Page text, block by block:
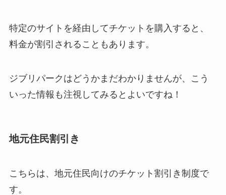
特定のサイトを経由してチケットを購入すると、
料金が割引されることもあります。
ジブリパークはどうかまだわかりませんが、こう
いった情報も注視してみるとよいですね！
地元住民割引き
こちらは、地元住民向けのチケット割引き制度で
す。